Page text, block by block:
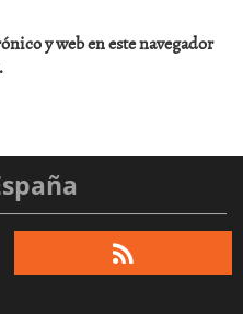
y web en este navegador